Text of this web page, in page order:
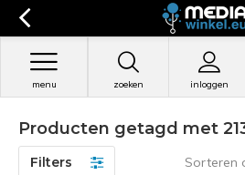
zoeken inloggen
menu
Producten getagd met
Filters Sorteren